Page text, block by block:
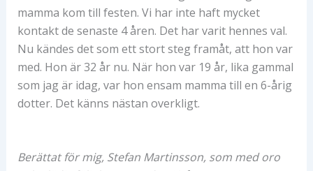
mamma kom till festen. Vi har inte haft mycket
kontakt de senaste 4 åren. Det har varit hennes val.
Nu kändes det som ett stort steg framåt, att hon var
med. Hon är 32 år nu. När hon var 19 år, lika gammal
som jag är idag, var hon ensam mamma till en 6-årig
dotter. Det känns nästan overkligt.
Berättat för mig, Stefan Martinsson, som med oro